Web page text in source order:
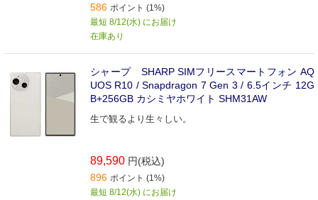
586 ポイント (1%)
最短 8/12(水) にお届け
在庫あり
シャープ SHARP SIMフリースマートフォン AQ
UOS R10 / Snapdragon 7 Gen 3 / 6.5インチ 12G
B+256GB カシミヤホワイト SHM31AW
生で観るより生々しい。
89,590 円(税込)
896 ポイント (1%)
最短 8/12(水) にお届け